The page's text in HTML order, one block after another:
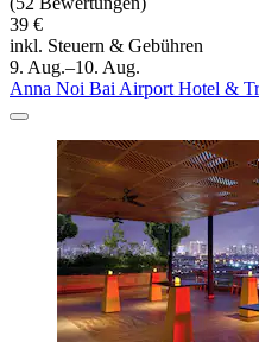
39 €
inkl. Steuern & Gebühren
9. Aug.–10. Aug.
Anna Noi Bai Airport Hotel &